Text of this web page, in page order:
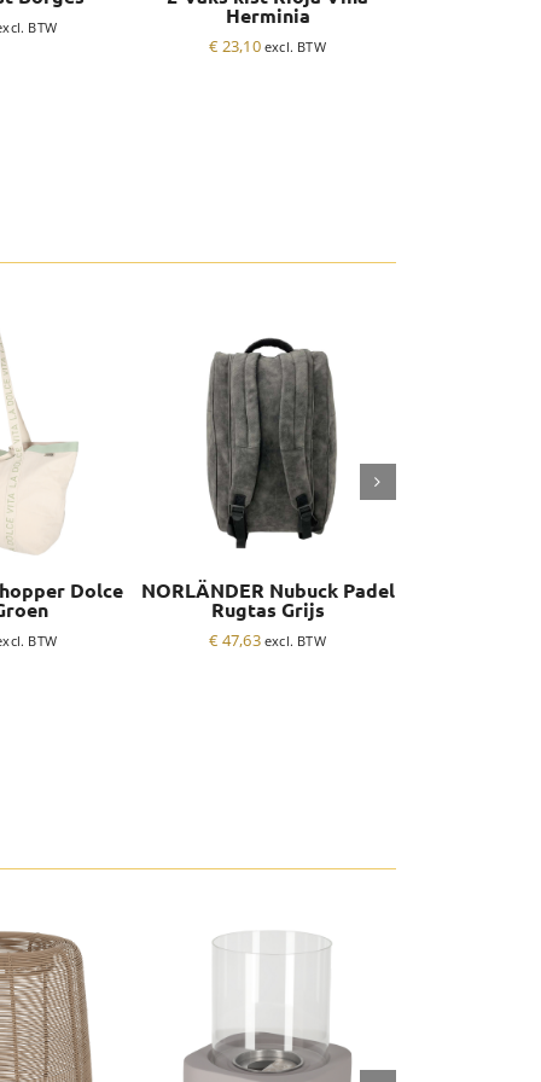
BTW
Herminia
€ 23,10 excl. BTW
Dolce
BTW
NORLÄNDER Nubuck Padel
Rugtas Grijs
€ 47,63 excl. BTW